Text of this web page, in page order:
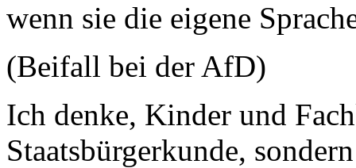
wenn sie die eigene
(Beifall bei der AfD)
Ich denke, Kinder und
Staatsbürgerkunde,